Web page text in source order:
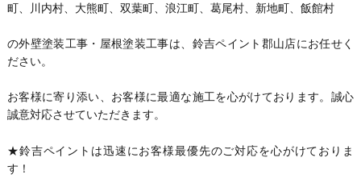
町、川内村、大熊町、双葉町、浪江町、葛尾村、新地町、飯館村
の外壁塗装工事・屋根塗装工事は、鈴吉ペイント郡山店にお任せく
ださい。
お客様に寄り添い、お客様に最適な施工を心がけております。誠心
誠意対応させていただきます。
★鈴吉ペイントは迅速にお客様最優先のご対応を心がけておりま
す！